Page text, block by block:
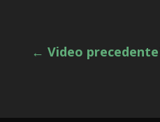
← Video precedente